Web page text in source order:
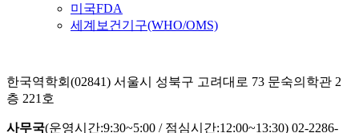
미국FDA
세계보건기구(WHO/OMS)
한국역학회(02841) 서울시 성북구 고려대로 73 문숙의학관 2
층 221호
사무국(운영시간:9:30~5:00 / 점심시간:12:00~13:30) 02-2286-